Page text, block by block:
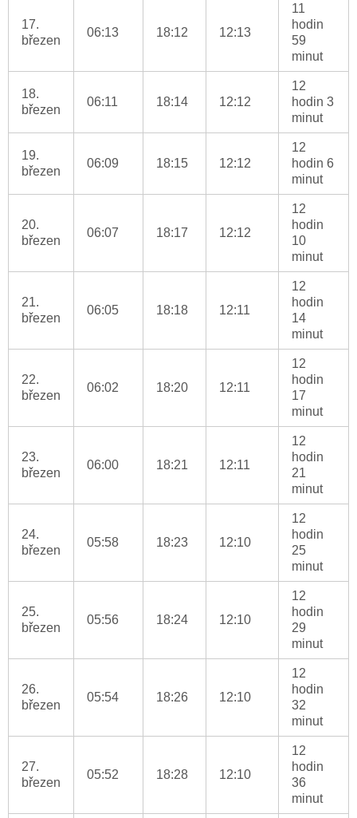
17.
březen
06:13 18:12 12:13
11
hodin
59
minut
18.
březen
06:11 18:14 12:12
12
hodin 3
minut
19.
březen
06:09 18:15 12:12
12
hodin 6
minut
20.
březen
06:07 18:17 12:12
12
hodin
10
minut
21.
březen
06:05 18:18 12:11
12
hodin
14
minut
22.
březen
06:02 18:20 12:11
12
hodin
17
minut
23.
březen
06:00 18:21 12:11
12
hodin
21
minut
24.
březen
05:58 18:23 12:10
12
hodin
25
minut
25.
březen
05:56 18:24 12:10
12
hodin
29
minut
26.
březen
05:54 18:26 12:10
12
hodin
32
minut
27.
březen
05:52 18:28 12:10
12
hodin
36
minut